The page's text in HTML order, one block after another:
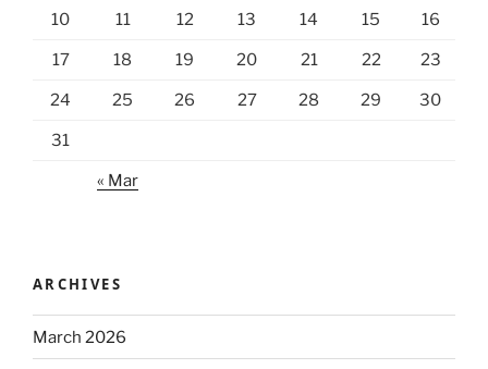
10 11 12 13 14 15 16
17 18 19 20 21 22 23
24 25 26 27 28 29 30
31
« Mar
ARCHIVES
March 2026